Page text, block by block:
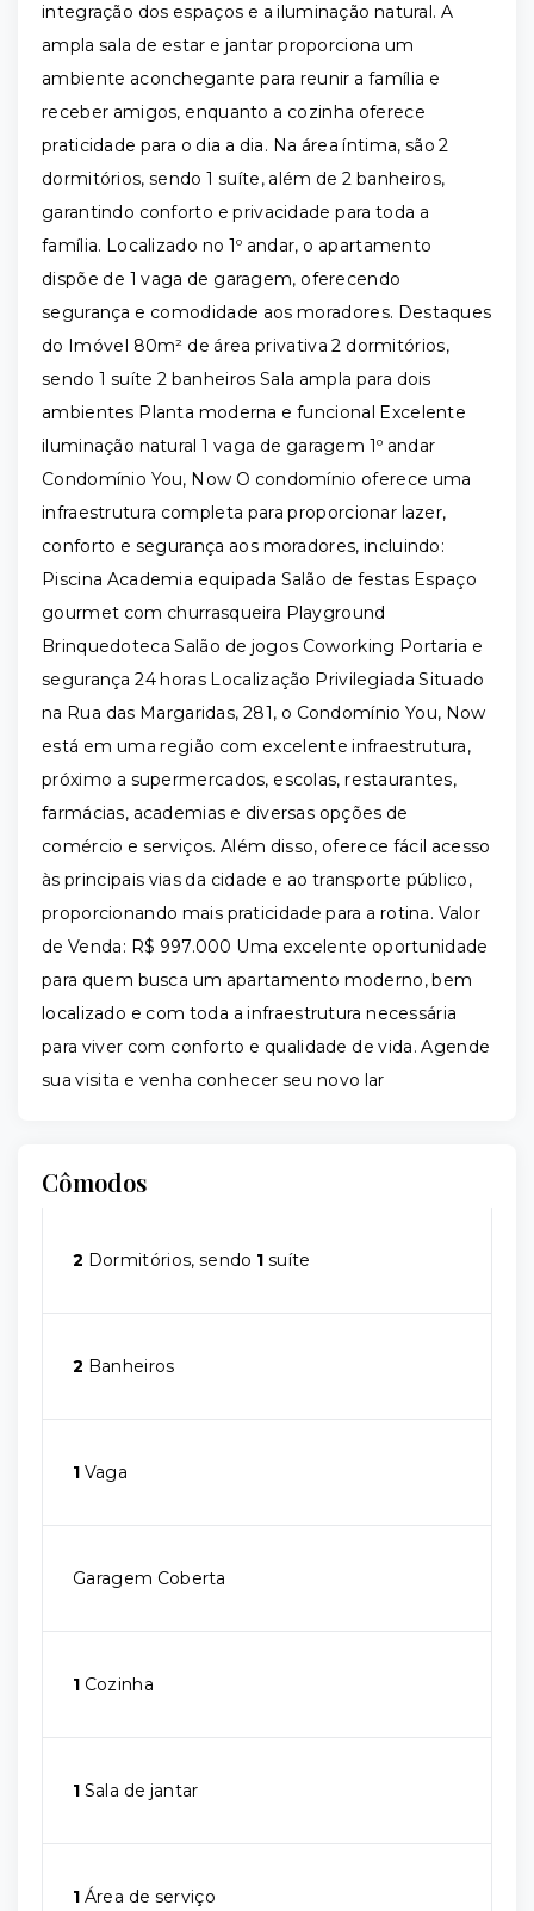
integração dos espaços e a iluminação natural. A
ampla sala de estar e jantar proporciona um
ambiente aconchegante para reunir a família e
receber amigos, enquanto a cozinha oferece
praticidade para o dia a dia. Na área íntima, são 2
dormitórios, sendo 1 suíte, além de 2 banheiros,
garantindo conforto e privacidade para toda a
família. Localizado no 1º andar, o apartamento
dispõe de 1 vaga de garagem, oferecendo
segurança e comodidade aos moradores. Destaques
do Imóvel 80m² de área privativa 2 dormitórios,
sendo 1 suíte 2 banheiros Sala ampla para dois
ambientes Planta moderna e funcional Excelente
iluminação natural 1 vaga de garagem 1º andar
Condomínio You, Now O condomínio oferece uma
infraestrutura completa para proporcionar lazer,
conforto e segurança aos moradores, incluindo:
Piscina Academia equipada Salão de festas Espaço
gourmet com churrasqueira Playground
Brinquedoteca Salão de jogos Coworking Portaria e
segurança 24 horas Localização Privilegiada Situado
na Rua das Margaridas, 281, o Condomínio You, Now
está em uma região com excelente infraestrutura,
próximo a supermercados, escolas, restaurantes,
farmácias, academias e diversas opções de
comércio e serviços. Além disso, oferece fácil acesso
às principais vias da cidade e ao transporte público,
proporcionando mais praticidade para a rotina. Valor
de Venda: R$ 997.000 Uma excelente oportunidade
para quem busca um apartamento moderno, bem
localizado e com toda a infraestrutura necessária
para viver com conforto e qualidade de vida. Agende
sua visita e venha conhecer seu novo lar
Cômodos
2 Dormitórios, sendo 1 suíte
2 Banheiros
1 Vaga
Garagem Coberta
1 Cozinha
1 Sala de jantar
1 Área de serviço